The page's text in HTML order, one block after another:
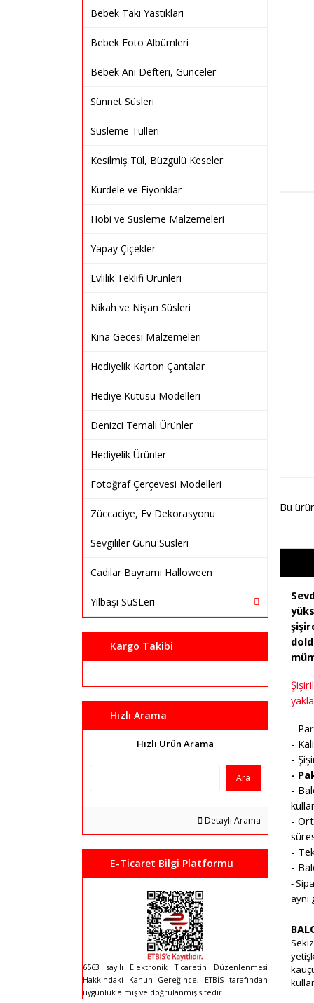
Bebek Takı Yastıkları
Bebek Foto Albümleri
Bebek Anı Defteri, Günceler
Sünnet Süsleri
Süsleme Tülleri
Kesilmiş Tül, Büzgülü Keseler
Kurdele ve Fiyonklar
Hobi ve Süsleme Malzemeleri
Yapay Çiçekler
Evlilik Teklifi Ürünleri
Nikah ve Nişan Süsleri
Kına Gecesi Malzemeleri
Hediyelik Karton Çantalar
Hediye Kutusu Modelleri
Denizci Temalı Ürünler
Hediyelik Ürünler
Fotoğraf Çerçevesi Modelleri
Züccaciye, Ev Dekorasyonu
Sevgililer Günü Süsleri
Cadılar Bayramı Halloween
Yılbaşı SüSLeri
Kargo Takibi
Hızlı Arama
Hızlı Ürün Arama
Ara
Detaylı Arama
E-Ticaret Bilgi Platformu
6563 sayılı Elektronik Ticaretin Düzenlenmesi
Hakkındaki Kanun Gereğince, ETBİS tarafından
uygunluk almış ve doğrulanmış sitedir.
Bu
-
-
-
-
-
-
-
-
-
aynı